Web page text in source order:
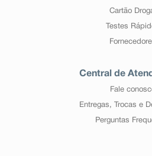
Cartão
Testes
Central de
Fale
Entregas, Trocas e
Perguntas